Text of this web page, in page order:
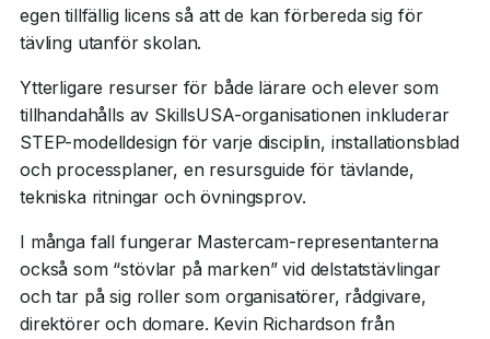
egen tillfällig licens så att de kan förbereda sig för
tävling utanför skolan.
Ytterligare resurser för både lärare och elever som
tillhandahålls av SkillsUSA-organisationen inkluderar
STEP-modelldesign för varje disciplin, installationsblad
och processplaner, en resursguide för tävlande,
tekniska ritningar och övningsprov.
I många fall fungerar Mastercam-representanterna
också som “stövlar på marken” vid delstatstävlingar
och tar på sig roller som organisatörer, rådgivare,
direktörer och domare. Kevin Richardson från